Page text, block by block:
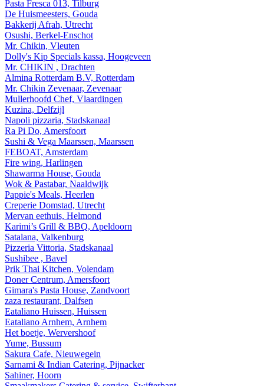
Pasta Fresca 013, Tilburg
De Huismeesters, Gouda
Bakkerij Afrah, Utrecht
Osushi, Berkel-Enschot
Mr. Chikin, Vleuten
Dolly's Kip Specials kassa, Hoogeveen
Mr. CHIKIN , Drachten
Almina Rotterdam B.V, Rotterdam
Mr. Chikin Zevenaar, Zevenaar
Mullerhoofd Chef, Vlaardingen
Kuzina, Delfzijl
Napoli pizzaria, Stadskanaal
Ra Pi Do, Amersfoort
Sushi & Vega Maarssen, Maarssen
FEBOAT, Amsterdam
Fire wing, Harlingen
Shawarma House, Gouda
Wok & Pastabar, Naaldwijk
Pappie's Meals, Heerlen
Creperie Domstad, Utrecht
Mervan eethuis, Helmond
Karimi’s Grill & BBQ, Apeldoorn
Satalana, Valkenburg
Pizzeria Vittoria, Stadskanaal
Sushibee , Bavel
Prik Thai Kitchen, Volendam
Doner Centrum, Amersfoort
Gimara's Pasta House, Zandvoort
zaza restaurant, Dalfsen
Eataliano Huissen, Huissen
Eataliano Arnhem, Arnhem
Het boetje, Wervershoof
Yume, Bussum
Sakura Cafe, Nieuwegein
Sarnami & Indian Catering, Pijnacker
Sahiner, Hoorn